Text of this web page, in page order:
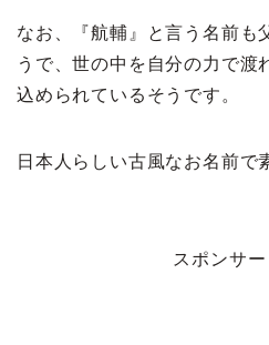
なお、『航輔』と言う名前も
うで、世の中を自分の力で渡
込められているそうです。
日本人らしい古風なお名前で
スポンサー